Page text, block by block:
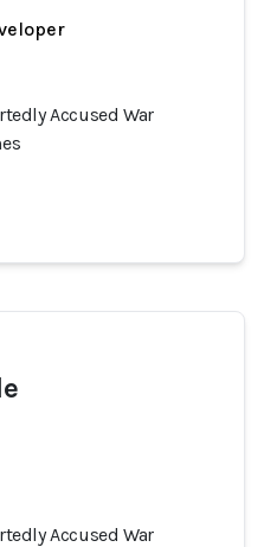
Accused War
Accused War